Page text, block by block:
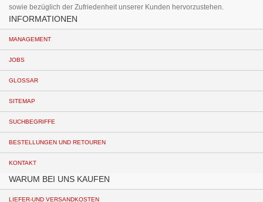
sowie bezüglich der Zufriedenheit unserer Kunden hervorzustehen.
INFORMATIONEN
MANAGEMENT
JOBS
GLOSSAR
SITEMAP
SUCHBEGRIFFE
BESTELLUNGEN UND RETOUREN
KONTAKT
WARUM BEI UNS KAUFEN
LIEFER-UND VERSANDKOSTEN